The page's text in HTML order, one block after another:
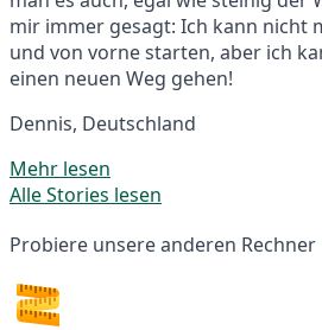
mir immer gesagt: Ich kann nicht
und von vorne starten, aber ich
einen neuen Weg gehen!
Dennis, Deutschland
Mehr lesen
Alle Stories lesen
Probiere unsere anderen Rechner